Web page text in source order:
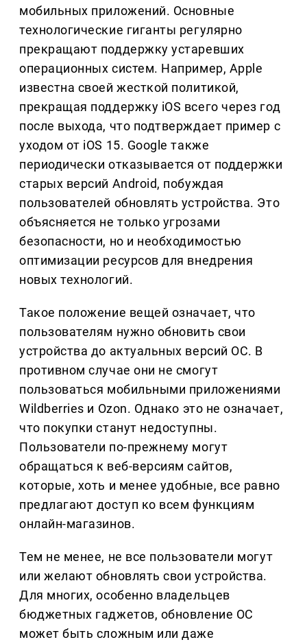
мобильных приложений. Основные
технологические гиганты регулярно
прекращают поддержку устаревших
операционных систем. Например, Apple
известна своей жесткой политикой,
прекращая поддержку iOS всего через год
после выхода, что подтверждает пример с
уходом от iOS 15. Google также
периодически отказывается от поддержки
старых версий Android, побуждая
пользователей обновлять устройства. Это
объясняется не только угрозами
безопасности, но и необходимостью
оптимизации ресурсов для внедрения
новых технологий.
Такое положение вещей означает, что
пользователям нужно обновить свои
устройства до актуальных версий ОС. В
противном случае они не смогут
пользоваться мобильными приложениями
Wildberries и Ozon. Однако это не означает,
что покупки станут недоступны.
Пользователи по-прежнему могут
обращаться к веб-версиям сайтов,
которые, хоть и менее удобные, все равно
предлагают доступ ко всем функциям
онлайн-магазинов.
Тем не менее, не все пользователи могут
или желают обновлять свои устройства.
Для многих, особенно владельцев
бюджетных гаджетов, обновление ОС
может быть сложным или даже